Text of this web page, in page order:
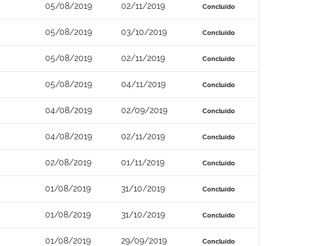
05/08/2019 02/11/2019 Concluído
05/08/2019 03/10/2019 Concluído
05/08/2019 02/11/2019 Concluído
05/08/2019 04/11/2019 Concluído
04/08/2019 02/09/2019 Concluído
04/08/2019 02/11/2019 Concluído
02/08/2019 01/11/2019 Concluído
01/08/2019 31/10/2019 Concluído
01/08/2019 31/10/2019 Concluído
01/08/2019 29/09/2019 Concluído